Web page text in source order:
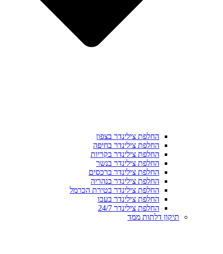
החלפת צילינדר בצפון
החלפת צילינדר בחיפה
החלפת צילינדר בקריות
החלפת צילינדר בנשר
החלפת צילינדר ברכסים
החלפת צילינדר בנהריה
החלפת צילינדר בטירת הכרמל
החלפת צילינדר בעכו
החלפת צילינדר 24/7
תיקון דלתות ממד